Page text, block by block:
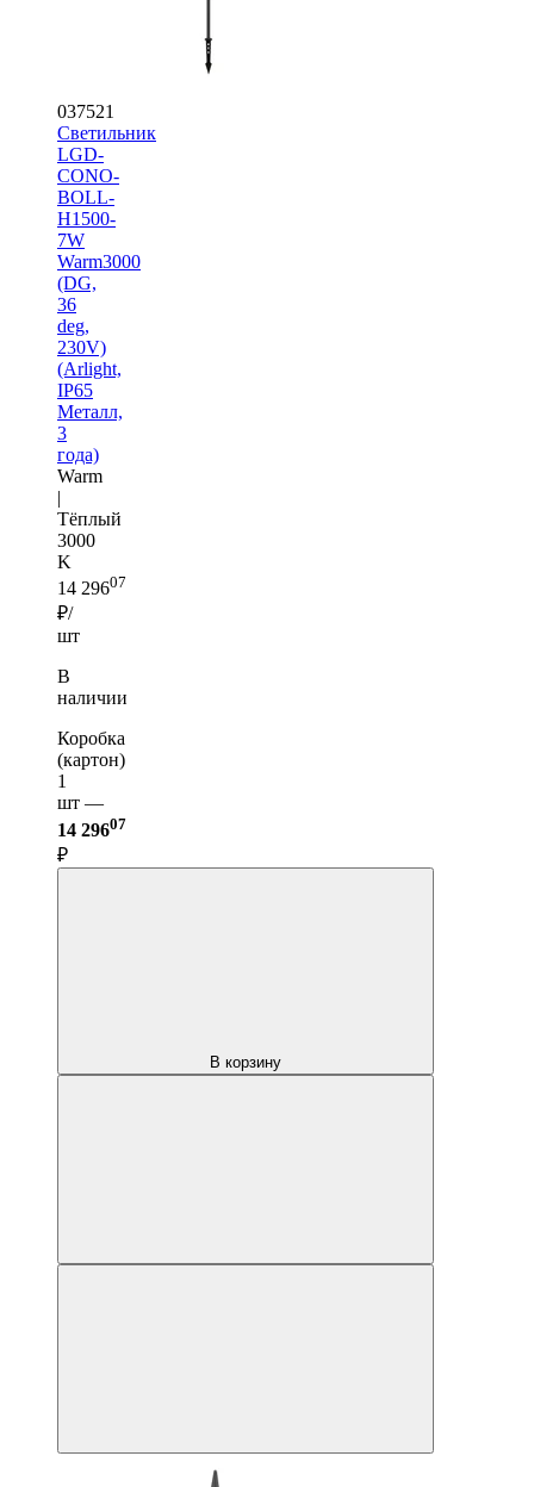
037521
Светильник
LGD-
CONO-
BOLL-
H1500-
7W
Warm3000
(DG,
36
deg,
230V)
(Arlight,
IP65
Металл,
3
года)
Warm
|
Тёплый
3000
K
14 29607
₽/
шт
В
наличии
Коробка
(картон)
1
шт —
14 29607
₽
В корзину